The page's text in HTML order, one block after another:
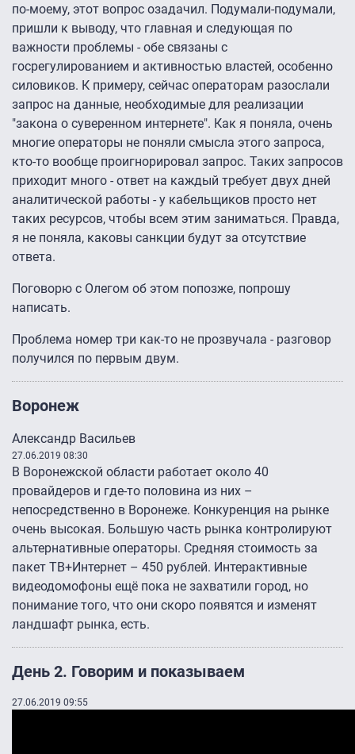
по-моему, этот вопрос озадачил. Подумали-подумали,
пришли к выводу, что главная и следующая по
важности проблемы - обе связаны с
госрегулированием и активностью властей, особенно
силовиков. К примеру, сейчас операторам разослали
запрос на данные, необходимые для реализации
"закона о суверенном интернете". Как я поняла, очень
многие операторы не поняли смысла этого запроса,
кто-то вообще проигнорировал запрос. Таких запросов
приходит много - ответ на каждый требует двух дней
аналитической работы - у кабельщиков просто нет
таких ресурсов, чтобы всем этим заниматься. Правда,
я не поняла, каковы санкции будут за отсутствие
ответа.
Поговорю с Олегом об этом попозже, попрошу
написать.
Проблема номер три как-то не прозвучала - разговор
получился по первым двум.
Воронеж
Александр Васильев
27.06.2019 08:30
В Воронежской области работает около 40
провайдеров и где-то половина из них –
непосредственно в Воронеже. Конкуренция на рынке
очень высокая. Большую часть рынка контролируют
альтернативные операторы. Средняя стоимость за
пакет ТВ+Интернет – 450 рублей. Интерактивные
видеодомофоны ещё пока не захватили город, но
понимание того, что они скоро появятся и изменят
ландшафт рынка, есть.
День 2. Говорим и показываем
27.06.2019 09:55